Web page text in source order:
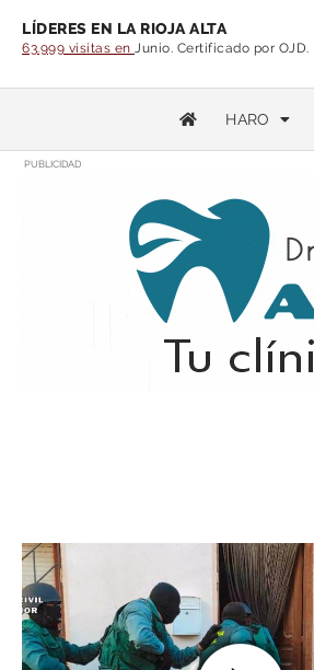
LÍDERES EN LA RIOJA ALTA
63.999 visitas en Junio. Certificado por OJD.
HARO
PUBLICIDAD